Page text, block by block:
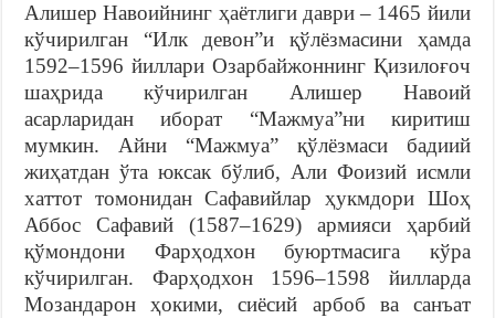
Алишер Навоийнинг ҳаётлиги даври – 1465 йили
кўчирилган “Илк девон”и қўлёзмасини ҳамда
1592–1596 йиллари Озарбайжоннинг Қизилоғоч
шаҳрида кўчирилган Алишер Навоий
асарларидан иборат “Мажмуа”ни киритиш
мумкин. Айни “Мажмуа” қўлёзмаси бадиий
жиҳатдан ўта юксак бўлиб, Али Фоизий исмли
хаттот томонидан Сафавийлар ҳукмдори Шоҳ
Аббос Сафавий (1587–1629) армияси ҳарбий
қўмондони Фарҳодхон буюртмасига кўра
кўчирилган. Фарҳодхон 1596–1598 йилларда
Мозандарон ҳокими, сиёсий арбоб ва санъат